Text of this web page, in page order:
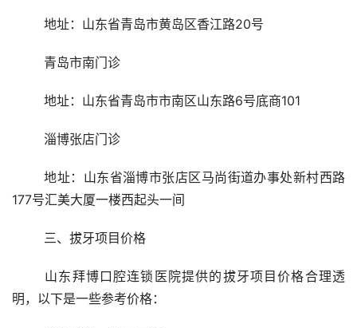
	地址：山东省青岛市黄岛区香江路20号
	青岛市南门诊
	地址：山东省青岛市市南区山东路6号底商101
	淄博张店门诊
	地址：山东省淄博市张店区马尚街道办事处新村西路
177号汇美大厦一楼西起头一间
	三、拔牙项目价格
明，以下是一些参考价格：